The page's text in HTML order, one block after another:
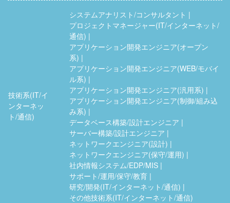
技術系(IT/イ
ンターネッ
ト/通信)
システムアナリスト/コンサルタント
プロジェクトマネージャー(IT/インターネット/
通信)
アプリケーション開発エンジニア(オープン
系)
アプリケーション開発エンジニア(WEB/モバイ
ル系)
アプリケーション開発エンジニア(汎用系)
アプリケーション開発エンジニア(制御/組み込
み系)
データベース構築/設計エンジニア
サーバー構築/設計エンジニア
ネットワークエンジニア(設計)
ネットワークエンジニア(保守/運用)
社内情報システム/EDP/MIS
サポート/運用/保守/教育
研究/開発(IT/インターネット/通信)
その他技術系(IT/インターネット/通信)